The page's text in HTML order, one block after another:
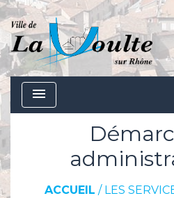
menu
ACCUEIL / LES